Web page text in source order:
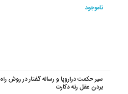
ناموجود
سیر حکمت‏ دراروپا و رساله گفتار در روش راه
بردن عقل رنه دکارت